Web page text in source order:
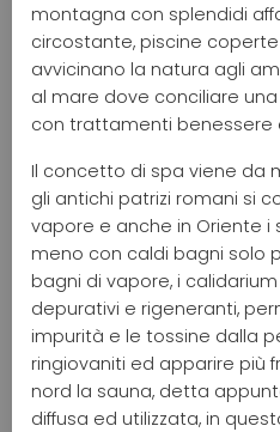
montagna con splendidi
circostante, piscine
avvicinano la natura agli
al mare dove conciliare
con trattamenti benessere
Il concetto di spa viene da
gli antichi patrizi romani si
vapore e anche in Oriente i
meno con caldi bagni solo
bagni di vapore, i
depurativi e rigeneranti,
impurità e le tossine dalla
ringiovaniti ed apparire più
nord la sauna, detta
diffusa ed utilizzata, in